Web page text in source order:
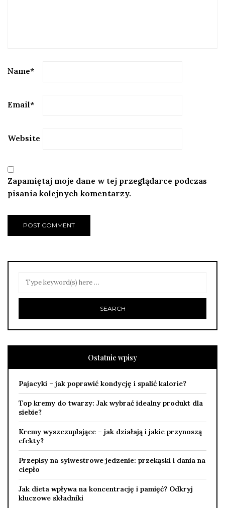
Name*
Email*
Website
Zapamiętaj moje dane w tej przeglądarce podczas
pisania kolejnych komentarzy.
Ostatnie wpisy
Pajacyki – jak poprawić kondycję i spalić kalorie?
Top kremy do twarzy: Jak wybrać idealny produkt dla
siebie?
Kremy wyszczuplające – jak działają i jakie przynoszą
efekty?
Przepisy na sylwestrowe jedzenie: przekąski i dania na
ciepło
Jak dieta wpływa na koncentrację i pamięć? Odkryj
kluczowe składniki